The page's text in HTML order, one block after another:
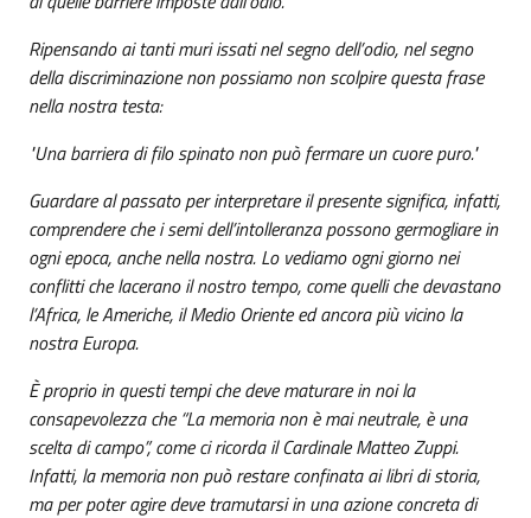
Ripensando ai tanti muri issati nel segno dell’odio, nel segno
della discriminazione non possiamo non scolpire questa frase
nella nostra testa:
"Una barriera di filo spinato non può fermare un cuore puro."
Guardare al passato per interpretare il presente significa, infatti,
comprendere che i semi dell’intolleranza possono germogliare in
ogni epoca, anche nella nostra. Lo vediamo ogni giorno nei
conflitti che lacerano il nostro tempo, come quelli che devastano
l’Africa, le Americhe, il Medio Oriente ed ancora più vicino la
nostra Europa.
È proprio in questi tempi che deve maturare in noi la
consapevolezza che “La memoria non è mai neutrale, è una
scelta di campo”, come ci ricorda il Cardinale Matteo Zuppi.
Infatti, la memoria non può restare confinata ai libri di storia,
ma per poter agire deve tramutarsi in una azione concreta di